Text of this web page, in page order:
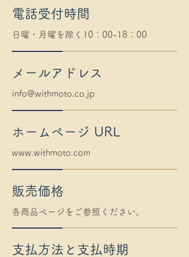
電話受付時間
日曜・月曜を除く10：00-18：00
メールアドレス
info@withmoto.co.jp
ホームページ URL
www.withmoto.com
販売価格
各商品ページをご参照ください。
支払方法と支払時期